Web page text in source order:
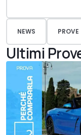
NEWS PROVE
Ultimi